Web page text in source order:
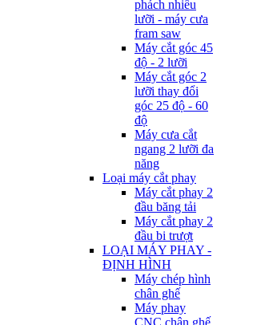
phách nhiều
lưỡi - máy cưa
fram saw
Máy cắt góc 45
độ - 2 lưỡi
Máy cắt góc 2
lưỡi thay đổi
góc 25 độ - 60
độ
Máy cưa cắt
ngang 2 lưỡi đa
năng
Loại máy cắt phay
Máy cắt phay 2
đầu băng tải
Máy cắt phay 2
đầu bi trượt
LOẠI MÁY PHAY -
ĐỊNH HÌNH
Máy chép hình
chân ghế
Máy phay
CNC chân ghế